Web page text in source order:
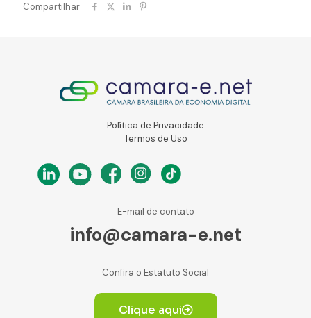
Compartilhar
Política de Privacidade
Termos de Uso
E-mail de contato
info@camara-e.net
Confira o Estatuto Social
Clique aqui